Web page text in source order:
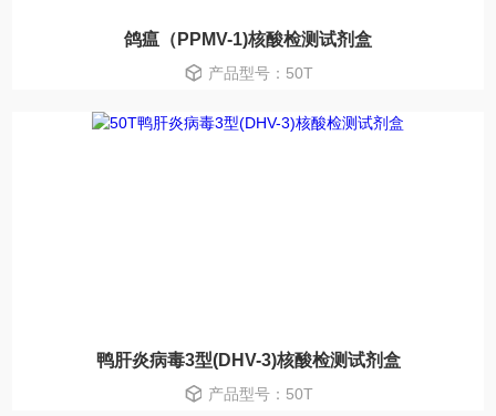
鸽瘟（PPMV-1)核酸检测试剂盒
产品型号：50T
鸭肝炎病毒3型(DHV-3)核酸检测试剂盒
产品型号：50T